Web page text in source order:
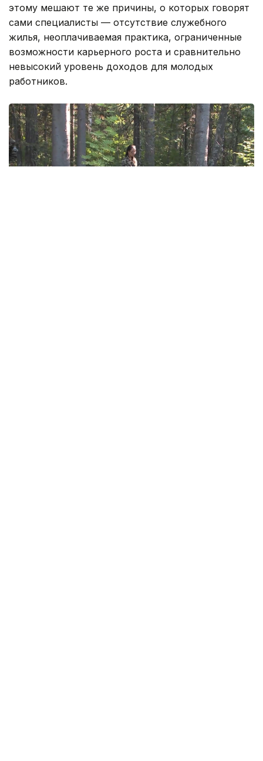
этому мешают те же причины, о которых говорят
сами специалисты — отсутствие служебного
жилья, неоплачиваемая практика, ограниченные
возможности карьерного роста и сравнительно
невысокий уровень доходов для молодых
работников.